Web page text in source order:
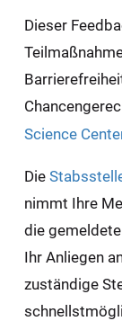
Dieser
Science
Die
nimmt Ihre
die
Ihr Anliegen
zuständige